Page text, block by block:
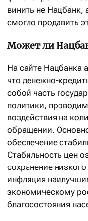
винить не Нацбанк,
смогло продавить
Может ли
На сайте Нацбанка
что денежно-
собой часть
политики,
воздействия на
обращении.
обеспечение
Стабильность цен
сохранение
инфляция
экономическому
благосостояния